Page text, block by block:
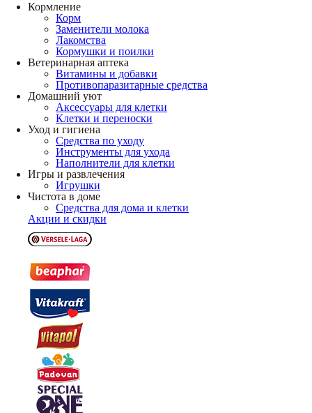
Кормление
Корм
Заменители молока
Лакомства
Кормушки и поилки
Ветеринарная аптека
Витамины и добавки
Противопаразитарные средства
Домашний уют
Аксессуары для клетки
Клетки и переноски
Уход и гигиена
Средства по уходу
Инструменты для ухода
Наполнители для клетки
Игры и развлечения
Игрушки
Чистота в доме
Средства для дома и клетки
Акции и скидки